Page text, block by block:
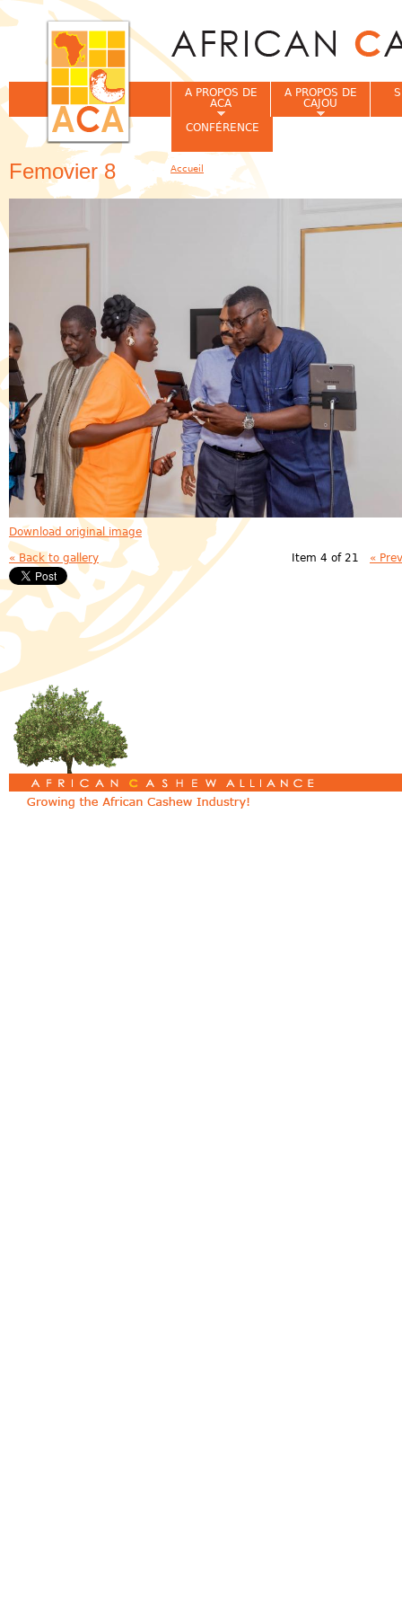
Femovier 8
Download original image
« Back to gallery Item 4 of 21 «
A PROPOS DE
ACA
A PROPOS DE
CAJOU
CONFÉRENCE
Vous êtes ici
Accueil